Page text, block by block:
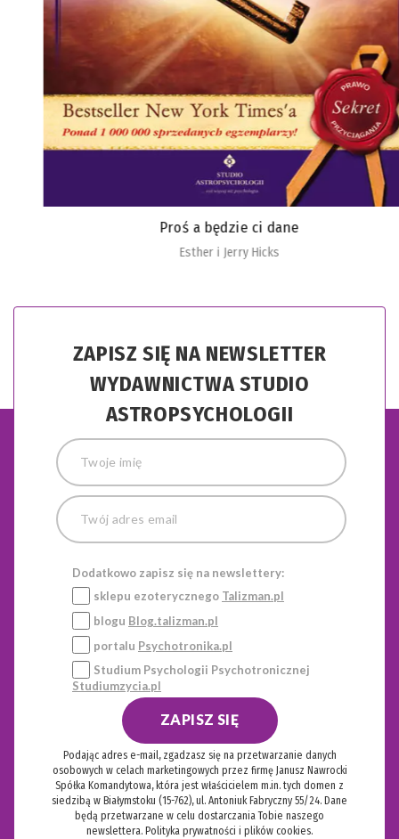
Proś a będzie ci dane
Esther i Jerry Hicks
ZAPISZ SIĘ NA NEWSLETTER
WYDAWNICTWA STUDIO
ASTROPSYCHOLOGII
Dodatkowo zapisz się na newslettery:
sklepu ezoterycznego Talizman.pl
blogu Blog.talizman.pl
portalu Psychotronika.pl
Studium Psychologii Psychotronicznej
Studiumzycia.pl
ZAPISZ SIĘ
Podając adres e-mail, zgadzasz się na przetwarzanie danych
osobowych w celach marketingowych przez firmę Janusz Nawrocki
Spółka Komandytowa, która jest właścicielem m.in. tych domen z
siedzibą w Białymstoku (15-762), ul. Antoniuk Fabryczny 55/24. Dane
będą przetwarzane w celu dostarczania Tobie naszego
newslettera. Polityka prywatności i plików cookies.